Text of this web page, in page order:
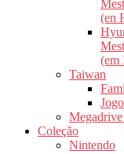
(en
(em
Taiwan
Megadrive
Coleção
Nintendo